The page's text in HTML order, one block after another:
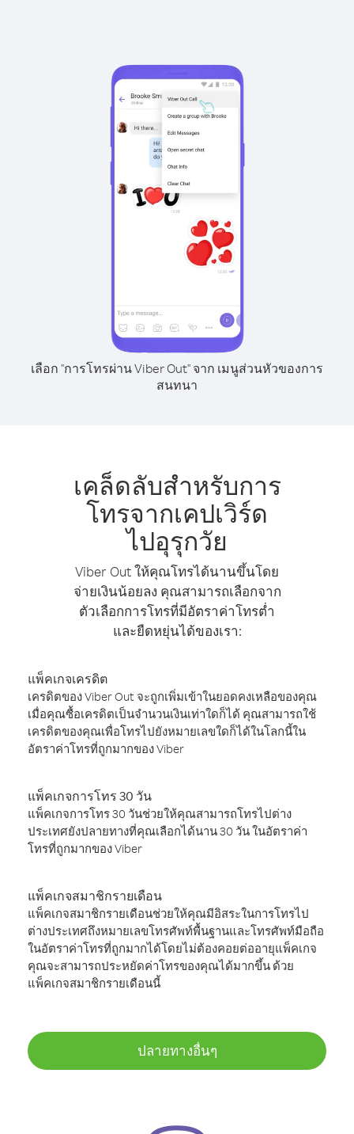
เลือก "การโทรผ่าน Viber Out" จาก เมนูส่วนหัวของการ
สนทนา
เคล็ดลับสำหรับการ
โทรจากเคปเวิร์ด
ไปอุรุกวัย
Viber Out ให้คุณโทรได้นานขึ้นโดย
จ่ายเงินน้อยลง คุณสามารถเลือกจาก
ตัวเลือกการโทรที่มีอัตราค่าโทรต่ำ
และยืดหยุ่นได้ของเรา:
แพ็คเกจเครดิต
เครดิตของ Viber Out จะถูกเพิ่มเข้าในยอดคงเหลือของคุณ
เมื่อคุณซื้อเครดิตเป็นจำนวนเงินเท่าใดก็ได้ คุณสามารถใช้
เครดิตของคุณเพื่อโทรไปยังหมายเลขใดก็ได้ในโลกนี้ใน
อัตราค่าโทรที่ถูกมากของ Viber
แพ็คเกจการโทร 30 วัน
แพ็คเกจการโทร 30 วันช่วยให้คุณสามารถโทรไปต่าง
ประเทศยังปลายทางที่คุณเลือกได้นาน 30 วัน ในอัตราค่า
โทรที่ถูกมากของ Viber
แพ็คเกจสมาชิกรายเดือน
แพ็คเกจสมาชิกรายเดือนช่วยให้คุณมีอิสระในการโทรไป
ต่างประเทศถึงหมายเลขโทรศัพท์พื้นฐานและโทรศัพท์มือถือ
ในอัตราค่าโทรที่ถูกมากได้โดยไม่ต้องคอยต่ออายุแพ็คเกจ
คุณจะสามารถประหยัดค่าโทรของคุณได้มากขึ้น ด้วย
แพ็คเกจสมาชิกรายเดือนนี้
ปลายทางอื่นๆ